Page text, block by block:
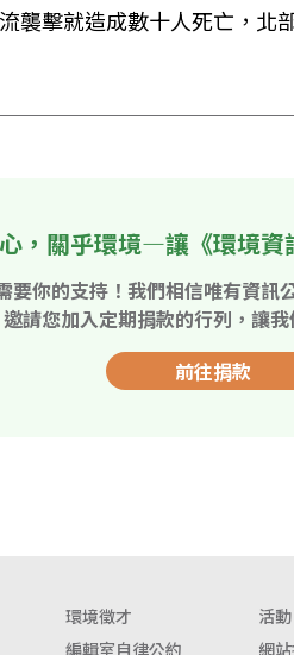
襲擊就造成數十人死亡，北
，關乎環境—讓《環境資
要你的支持！我們相信唯有資
請您加入定期捐款的行列，讓
前往捐款
環境徵才 活動
編輯室自律公約
網